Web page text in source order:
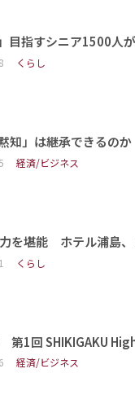
目指すシニア1500人
くらし
知」は継承できるの
経済/ビジネス
を堪能 ホテル浦島
くらし
第1回 SHIKIGAKU
経済/ビジネス